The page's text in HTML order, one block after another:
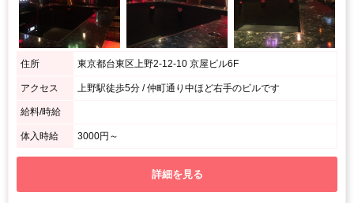
住所 東京都台東区上野2-12-10 京屋ビル6F
アクセス 上野駅徒歩5分 / 仲町通り中ほど右手のビルです
給料/時給
体入時給 3000円～
詳細を見る